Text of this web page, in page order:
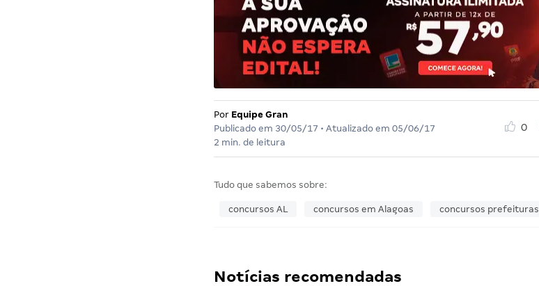
Por Equipe Gran
Publicado em 30/05/17 • Atualizado em 05/06/17
2 min. de leitura
0
Tudo que sabemos sobre:
concursos AL concursos em Alagoas concursos prefeituras
Notícias recomendadas